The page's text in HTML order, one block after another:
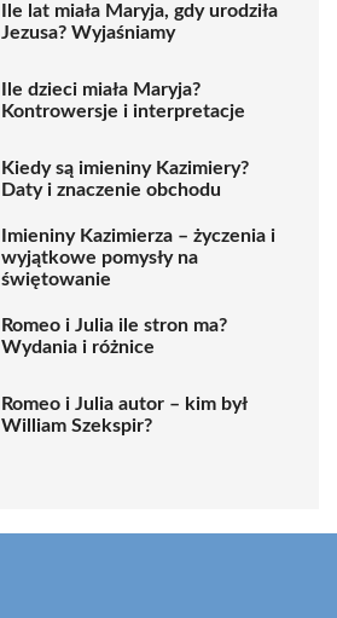
Ile lat miała Maryja, gdy urodziła
Jezusa? Wyjaśniamy
Ile dzieci miała Maryja?
Kontrowersje i interpretacje
Kiedy są imieniny Kazimiery?
Daty i znaczenie obchodu
Imieniny Kazimierza – życzenia i
wyjątkowe pomysły na
świętowanie
Romeo i Julia ile stron ma?
Wydania i różnice
Romeo i Julia autor – kim był
William Szekspir?